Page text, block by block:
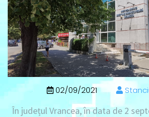
02/09/2021
În județul Vrancea, în data de 2